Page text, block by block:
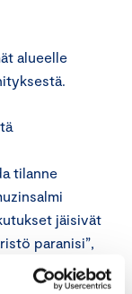
alueelle
tilanne
jäisivät
paranisi”,